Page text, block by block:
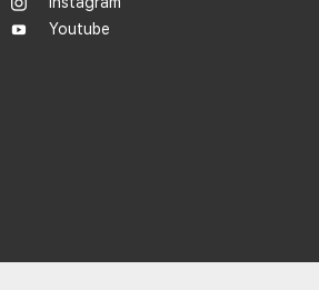
Youtube